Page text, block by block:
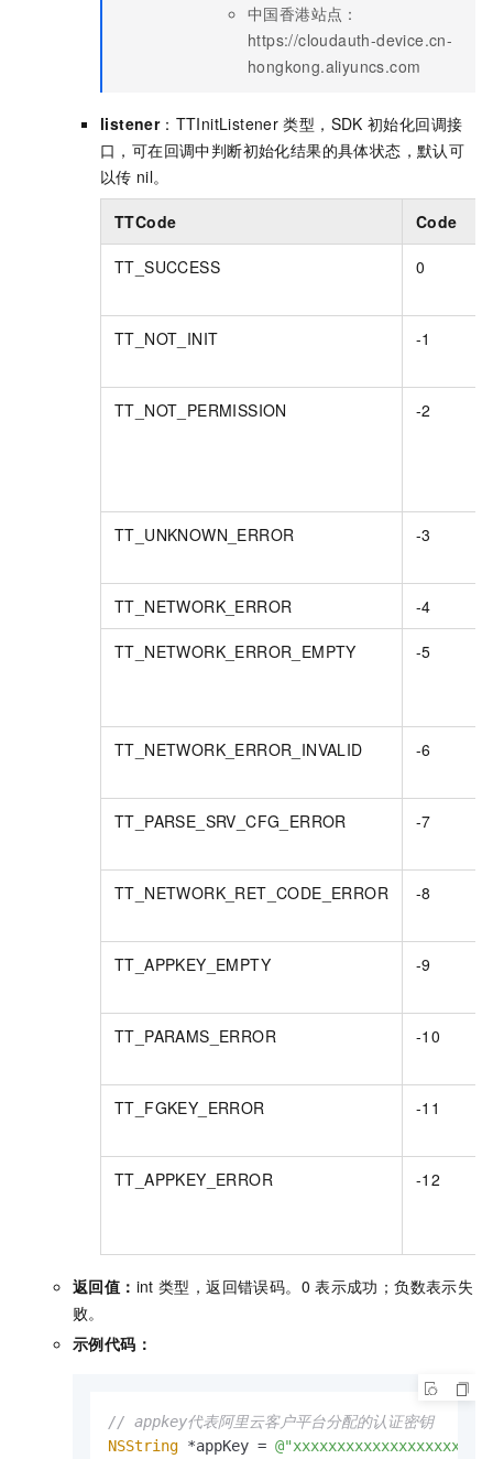
中国香港站点：
https://cloudauth-device.cn-
hongkong.aliyuncs.com
listener：TTInitListener 类型，SDK 初始化回调接
口，可在回调中判断初始化结果的具体状态，默认可
以传 nil。
TTCode Code
TT_SUCCESS 0
TT_NOT_INIT -1
TT_NOT_PERMISSION -2
TT_UNKNOWN_ERROR -3
TT_NETWORK_ERROR -4
TT_NETWORK_ERROR_EMPTY -5
TT_NETWORK_ERROR_INVALID -6
TT_PARSE_SRV_CFG_ERROR -7
TT_NETWORK_RET_CODE_ERROR -8
TT_APPKEY_EMPTY -9
TT_PARAMS_ERROR -10
TT_FGKEY_ERROR -11
TT_APPKEY_ERROR -12
返回值： int 类型，返回错误码。0 表示成功；负数表示失
败。
示例代码：
// appkey代表阿里云客户平台分配的认证密钥
NSString *appKey = @"xxxxxxxxxxxxxxxxxxxxx"